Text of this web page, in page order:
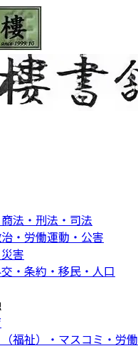
法・刑法・司法
・労働運動・公害
害
・条約・移民・人口
福祉）・マスコミ・労働